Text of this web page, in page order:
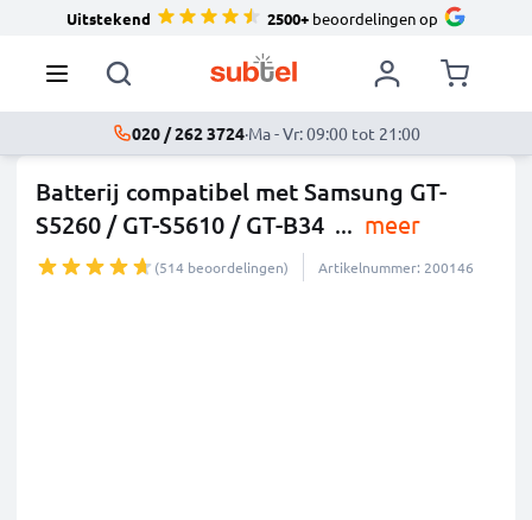
Uitstekend 2500+beoordelingen op
020 / 262 3724·Ma - Vr: 09:00 tot 21:00
Batterij compatibel met Samsung GT-
S5260 / GT-S5610 / GT-B34 ... meer
(514 beoordelingen) Artikelnummer: 200146